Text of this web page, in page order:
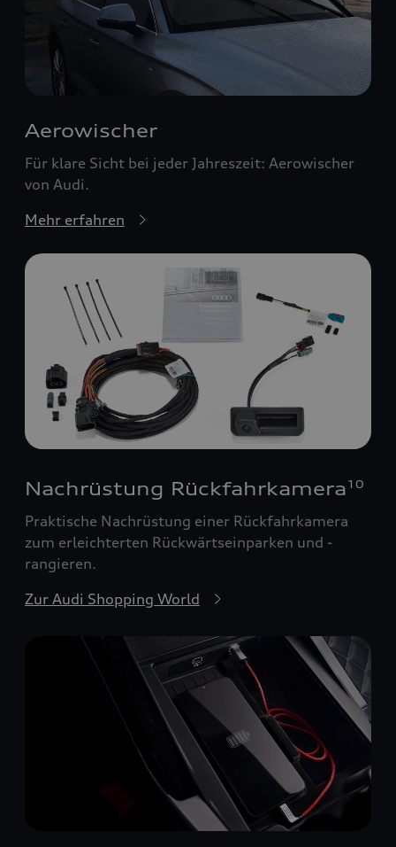
Aerowischer
Für klare Sicht bei jeder Jahreszeit: Aerowischer
von Audi.
Mehr erfahren
Nachrüstung Rückfahrkamera 10
Praktische Nachrüstung einer Rückfahrkamera
zum erleichterten Rückwärtseinparken und -
rangieren.
Zur Audi Shopping World